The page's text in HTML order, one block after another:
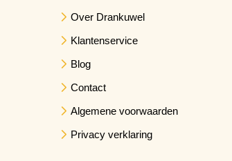
Over Drankuwel
Klantenservice
Blog
Contact
Algemene voorwaarden
Privacy verklaring